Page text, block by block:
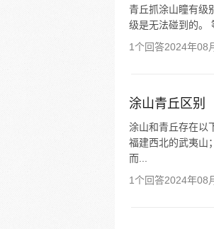
青丘抓涂山瞳有级
级是无法碰到的。
1个回答2024年08
涂山青丘区别
涂山和青丘存在以
福建西北的武夷山
而...
1个回答2024年08